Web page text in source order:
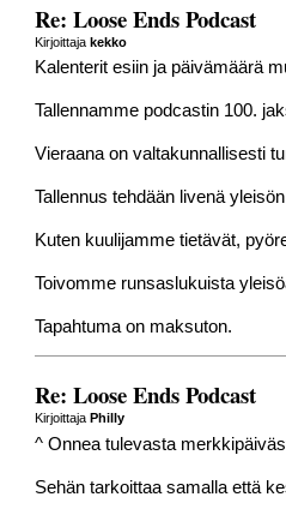
Re: Loose Ends Podcast
Kirjoittajakekko
Kalenterit esiin ja päivämäärä
Tallennamme podcastin 100.
Vieraana on valtakunnallisesti
Tallennus tehdään livenä
Kuten kuulijamme tietävät,
Toivomme runsaslukuista
Tapahtuma on maksuton.
Re: Loose Ends Podcast
Kirjoittaja Philly
^ Onnea tulevasta
Sehän tarkoittaa samalla että